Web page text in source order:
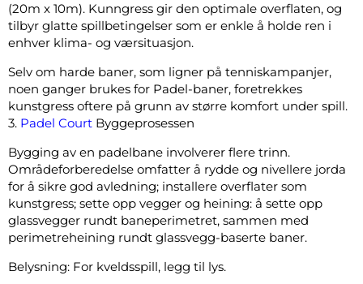
(20m x 10m). Kunngress gir den optimale overflaten, og
tilbyr glatte spillbetingelser som er enkle å holde ren i
enhver klima- og værsituasjon.
Selv om harde baner, som ligner på tenniskampanjer,
noen ganger brukes for Padel-baner, foretrekkes
kunstgress oftere på grunn av større komfort under spill.
3. Padel Court Byggeprosessen
Bygging av en padelbane involverer flere trinn.
Områdeforberedelse omfatter å rydde og nivellere jorda
for å sikre god avledning; installere overflater som
kunstgress; sette opp vegger og heining: å sette opp
glassvegger rundt baneperimetret, sammen med
perimetreheining rundt glassvegg-baserte baner.
Belysning: For kveldsspill, legg til lys.